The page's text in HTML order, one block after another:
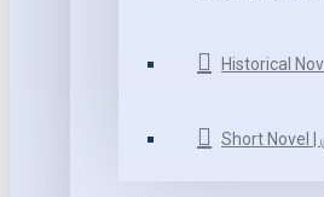
Historical
Short Novel |